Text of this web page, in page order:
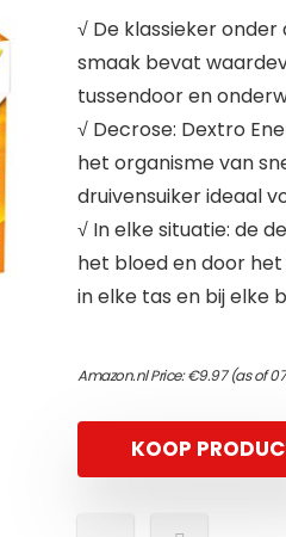
√ De klassieker
smaak bevat
tussendoor en
√ Decrose: Dextro
het organisme van
druivensuiker ideaal
√ In elke situatie: de
het bloed en door
in elke tas en bij elke
Amazon.nl Price:€9.97(as of
KOOP